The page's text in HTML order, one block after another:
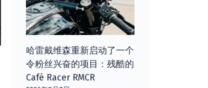
哈雷戴维森重新启动了一个
令粉丝兴奋的项目：残酷的
Café Racer RMCR